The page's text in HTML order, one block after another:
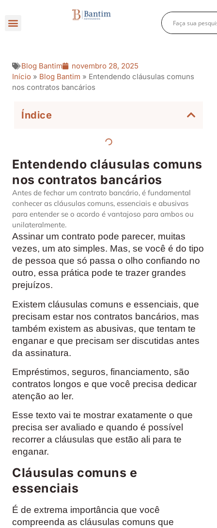
Blog Bantim
novembro 28, 2025
Início » Blog Bantim » Entendendo cláusulas comuns
nos contratos bancários
Índice
Entendendo cláusulas comuns
nos contratos bancários
Antes de fechar um contrato bancário, é fundamental
conhecer as cláusulas comuns, essenciais e abusivas
para entender se o acordo é vantajoso para ambos ou
unilateralmente.
Assinar um contrato pode parecer, muitas
vezes, um ato simples. Mas, se você é do tipo
de pessoa que só passa o olho confiando no
outro, essa prática pode te trazer grandes
prejuízos.
Existem cláusulas comuns e essenciais, que
precisam estar nos contratos bancários, mas
também existem as abusivas, que tentam te
enganar e que precisam ser discutidas antes
da assinatura.
Empréstimos, seguros, financiamento, são
contratos longos e que você precisa dedicar
atenção ao ler.
Esse texto vai te mostrar exatamente o que
precisa ser avaliado e quando é possível
recorrer a cláusulas que estão ali para te
enganar.
Cláusulas comuns e
essenciais
É de extrema importância que você
compreenda as cláusulas comuns que